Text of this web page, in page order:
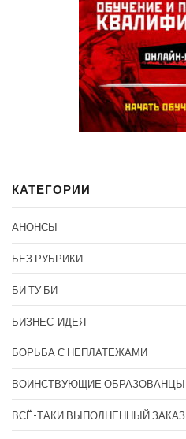
КАТЕГОРИИ
АНОНСЫ
БЕЗ РУБРИКИ
БИ ТУ БИ
БИЗНЕС-ИДЕЯ
БОРЬБА С НЕПЛАТЕЖАМИ
ВОИНСТВУЮЩИЕ ОБРАЗОВАНЦЫ
ВСЁ-ТАКИ ВЫПОЛНЕННЫЙ ЗАКАЗ